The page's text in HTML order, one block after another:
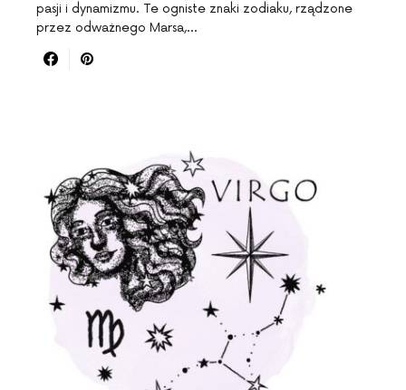
pasji i dynamizmu. Te ogniste znaki zodiaku, rządzone
przez odważnego Marsa,…